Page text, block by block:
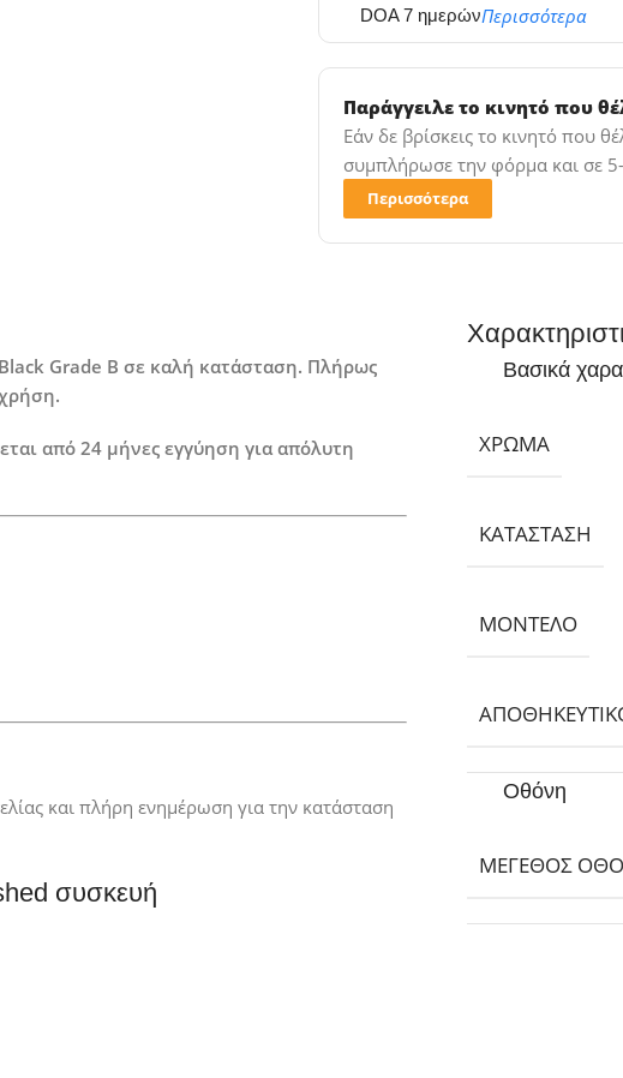
DOA 7 ημερώνΠερισσότερα
Παράγγειλε το κινητό που
Εάν δε βρίσκεις το κινητό που
συμπλήρωσε την φόρμα και σε 5-
Περισσότερα
Grade B σε καλή κατάσταση. Πλήρως
από 24 μήνες εγγύηση για απόλυτη
και πλήρη ενημέρωση για την κατάσταση
συσκευή
Βασικά
ΧΡΏΜΑ
ΚΑΤΆΣΤΑΣΗ
ΜΟΝΤΈΛΟ
Οθόνη
ΜΈΓΕΘΟΣ